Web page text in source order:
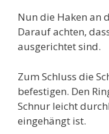
Nun die Haken an
Darauf achten,
ausgerichtet sind.
Zum Schluss die
befestigen. Den
Schnur leicht
eingehängt ist.